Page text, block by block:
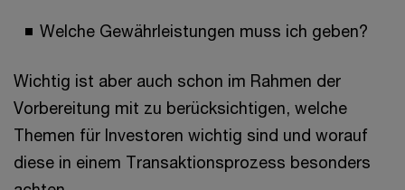
Welche Gewährleistungen muss ich geben?
Wichtig ist aber auch schon im Rahmen der
Vorbereitung mit zu berücksichtigen, welche
Themen für Investoren wichtig sind und worauf
diese in einem Transaktionsprozess besonders